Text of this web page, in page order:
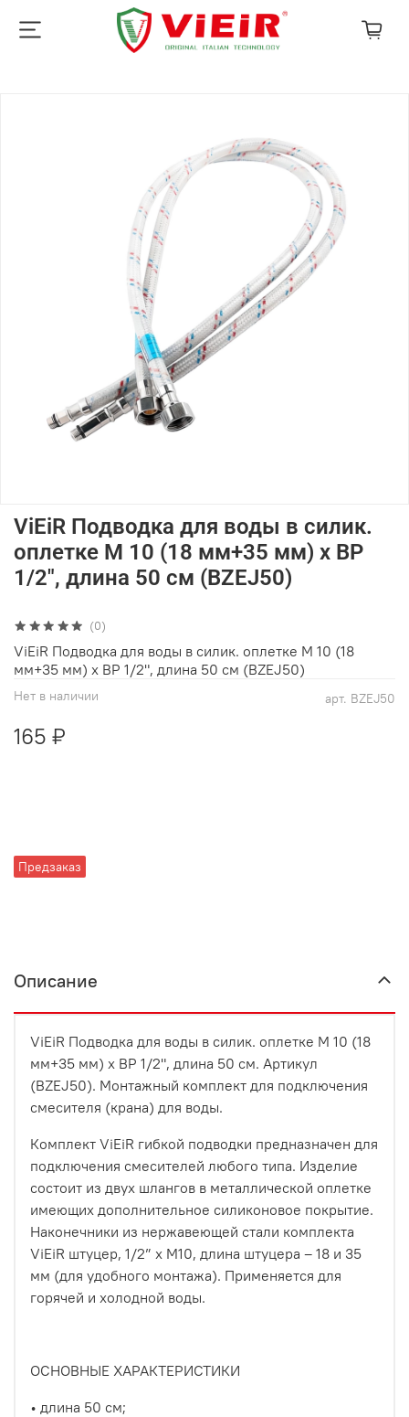
(0)
арт. BZEJ50
Нет в наличии
Предзаказ
ViEiR Подводка для воды в силик.
оплетке М 10 (18 мм+35 мм) х ВР
1/2", длина 50 см (BZEJ50)
165 ₽
ViEiR Подводка для воды в силик. оплетке М 10 (18
мм+35 мм) х ВР 1/2", длина 50 см (BZEJ50)
Описание
ViEiR Подводка для воды в силик. оплетке М 10 (18
мм+35 мм) х ВР 1/2", длина 50 см. Артикул
(BZEJ50). Монтажный комплект для подключения
смесителя (крана) для воды.
Комплект ViEiR гибкой подводки предназначен для
подключения смесителей любого типа. Изделие
состоит из двух шлангов в металлической оплетке
имеющих дополнительное силиконовое покрытие.
Наконечники из нержавеющей стали комплекта
ViEiR штуцер, 1/2” х M10, длина штуцера – 18 и 35
мм (для удобного монтажа). Применяется для
горячей и холодной воды.
ОСНОВНЫЕ ХАРАКТЕРИСТИКИ
• длина 50 см;